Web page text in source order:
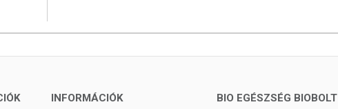
INFORMÁCIÓK BIO EGÉSZSÉG BIOBOLT